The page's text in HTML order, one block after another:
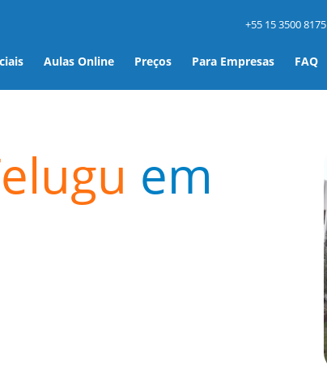
Aulas Online Preços Para Empresas FAQ
+55 15 3500 8175
em